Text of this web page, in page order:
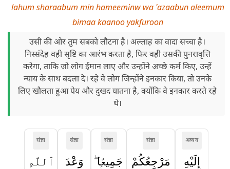
lahum sharaabum min hameeminw wa 'azaabun aleemum
bimaa kaanoo yakfuroon
उसी की ओर तुम सबको लौटना है। अल्लाह का वादा सच्चा है।
निस्संदेह वही सृष्टि का आरंभ करता है, फिर वही उसकी पुनरावृत्ति
करेगा, ताकि जो लोग ईमान लाए और उन्होंने अच्छे कर्म किए, उन्हें
न्याय के साथ बदला दे। रहे वे लोग जिन्होंने इनकार किया, तो उनके
लिए खौलता हुआ पेय और दुखद यातना है, क्योंकि वे इनकार करते रहे
थे।
अव्यय
إِلَيْهِ
संज्ञा
مَرْجِعُكُمْ
संज्ञा
جَمِيعًۭا ۖ
संज्ञा
وَعْدَ
संज्ञा
ٱللَّهِ